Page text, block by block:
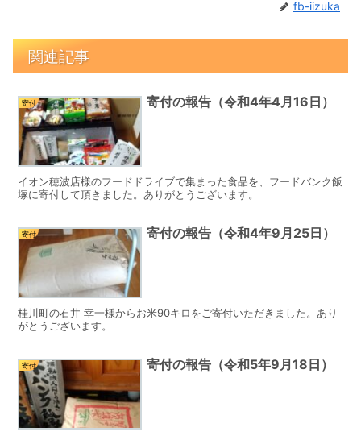
fb-iizuka
関連記事
寄付 寄付の報告（令和4年4月16日）
イオン穂波店様のフードドライブで集まった食品を、フードバンク飯
塚に寄付して頂きました。ありがとうございます。
寄付 寄付の報告（令和4年9月25日）
桂川町の石井 幸一様からお米90キロをご寄付いただきました。あり
がとうございます。
寄付 寄付の報告（令和5年9月18日）